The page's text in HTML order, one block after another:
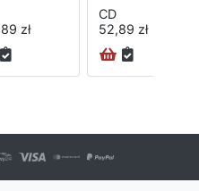
zł
CD
52,89 zł